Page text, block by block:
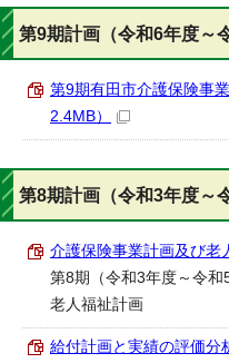
第9期計画（令和6年度～
第9期有田市介護保険事
2.4MB）
第8期計画（令和3年度～
介護保険事業計画及び老
第8期（令和3年度～令
老人福祉計画
給付計画と実績の評価分